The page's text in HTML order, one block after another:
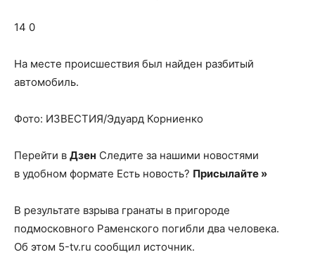
14 0
На месте происшествия был найден разбитый
автомобиль.
Фото: ИЗВЕСТИЯ/Эдуард Корниенко
Перейти в Дзен Следите за нашими новостями
в удобном формате Есть новость? Присылайте »
В результате взрыва гранаты в пригороде
подмосковного Раменского погибли два человека.
Об этом 5-tv.ru сообщил источник.